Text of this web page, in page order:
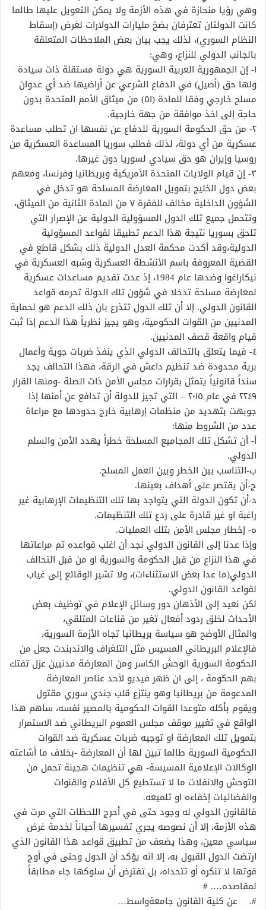
وهي رؤيا منحازة في هذه الأزمة ولا يمكن التعويل عليها طالما
كانت الدولتان تعترفان بضخ مليارات الدولارات لغرض (إسقاط
النظام السوري)، لذلك يجب بيان بعض الملاحظات المتعلقة
بالجانب الدولي للنزاع، وهي:
١- إن الجمهورية العربية السورية هي دولة مستقلة ذات سيادة
ولها حق (أصيل) في الدفاع الشرعي عن أراضيها ضد أي عدوان
مسلح خارجي وفقا للمادة (٥١) من ميثاق الأمم المتحدة بدون
حاجة إلى اخذ موافقة من جهة خارجية.
٢- من حق الحكومة السورية للدفاع عن نفسها ان تطلب مساعدة
عسكرية من أي دولة، لذلك فطلب سوريا المساعدة العسكرية من
روسيا وإيران هو حق سيادي لسوريا دون غيرها.
٣- إن قيام الولايات المتحدة الأمريكية وبريطانيا وفرنسا، ومعهم
بعض دول الخليج بتمويل المعارضة المسلحة هو تدخل في
الشؤون الداخلية مخالف للفقرة ٧ من المادة الثانية من الميثاق،
وتتحمل جميع تلك الدول المسؤولية الدولية عن الإصرار التي
تلحق بسوريا نتيجة هذا الدعم تطبيقا لقواعد المسؤولية
الدولية،وقد أكدت محكمة العدل الدولية ذلك بشكل قاطع في
القضية المعروفة باسم الأنشطة العسكرية وشبه العسكرية في
نيكاراغوا وضدها عام 1984، إذ عدت تقديم مساعدات عسكرية
لمعارضة مسلحة تدخلا في شؤون تلك الدولة تحرمه قواعد
القانون الدولي. إلا أن تلك الدول تتذرع بان ذلك الدعم هو لحماية
المدنيين من القوات الحكومية، وهو يجيز نظرياً هذا الدعم إذا ثبت
قيام واقعة قصف المدنيين.
٤- فيما يتعلق بالتحالف الدولي الذي ينفذ ضربات جوية وأعمال
برية محدودة ضد تنظيم داعش في الرقة، فهذا التحالف يجد
سنداً قانونياً يتمثل بقرارات مجلس الأمن ذات الصلة -ومنها القرار
٢٢٤٩ في عام ٢٠١٥ – التي تجيز للدولة أن تدافع عن أمنها إذا
جوبهت بتهديد من منظمات إرهابية خارج حدودها مع مراعاة
عدد من الشروط منها:
أ- أن تشكل تلك المجاميع المسلحة خطراً يهدد الأمن والسلم
الدولي.
ب-التناسب بين الخطر وبين العمل المسلح.
ج-أن يقتصر على أهداف بعينها.
د-أن تكون الدولة التي يتواجد بها تلك التنظيمات الإرهابية غير
راغبة او غير قادرة على ردع تلك التنظيمات.
ه- إخطار مجلس الأمن بتلك العمليات.
وإذا عدنا إلى القانون الدولي نجد أن اغلب قواعده تم مراعاتها
في هذا النزاع من قبل الحكومة والسورية او من قبل التحالف
الدولي(ما عدا بعض الاستثناءات)، ولا تشير الوقائع إلى غياب
لقواعد القانون الدولي.
لكن نعيد إلى الأذهان دور وسائل الإعلام في توظيف بعض
الأحداث لخلق ردود أفعال تغير من قناعات المتلقي،
والمثال الأوضح هو سياسة بريطانيا تجاه الأزمة السورية،
فالإعلام البريطاني المسيس مثل التلغراف والاندبندت جعل من
الحكومة السورية الوحش الكاسر ومن المعارضة مدنيين عزل تفتك
بهم الحكومة ، إلى ان ظهر فيديو لأحد عناصر المعارضة
المدعومة من بريطانيا وهو ينتزع قلب جندي سوري مقتول
ويقوم بأكله متوعدا القوات الحكومية بالمصير نفسه، ساهم هذا
الواقع في تغيير موقف مجلس العموم البريطاني ضد الاستمرار
بتمويل تلك المعارضة او توجيه ضربات عسكرية ضد القوات
الحكومية السورية طالما تبين لها أن المعارضة -بخلاف ما أشاعته
الوكالات الإعلامية المسيسة- هي تنظيمات هجينة تحمل من
التوحش والانفلات ما لا تستطيع كل الأقلام والقنوات
والفضائيات إخفاءه او تلميعه.
فالقانون الدولي له وجود حتى في أحرج اللحظات التي مرت في
هذه الأزمة، إلا أن نصوصه يجري تفسيرها أحياناً لخدمة غرض
سياسي معين، وهذا يضعف من تطبيق قواعد هذا القانون الذي
ارتضت الدول القبول به، إلا انه يؤكد أن الدول وحتى في أوج
قوتها لا تنكره أو تتحداه، بل تفترض أن سلوكها جاء مطابقاً
لمقاصده…. #
#. عن كلية القانون جامعةواسط…